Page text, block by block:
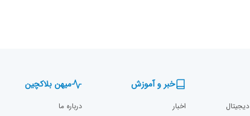
خبر و آموزش
اخبار
میهن بلاکچین
درباره ما